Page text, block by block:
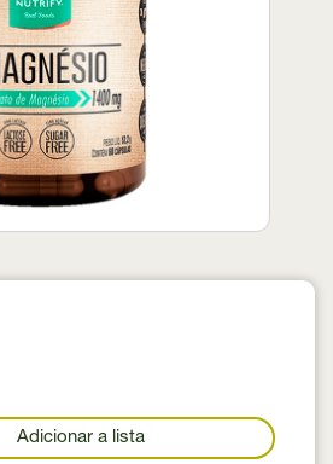
Adicionar a lista